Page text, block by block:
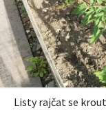
KVÍZY A TESTY
Listy rajčat se